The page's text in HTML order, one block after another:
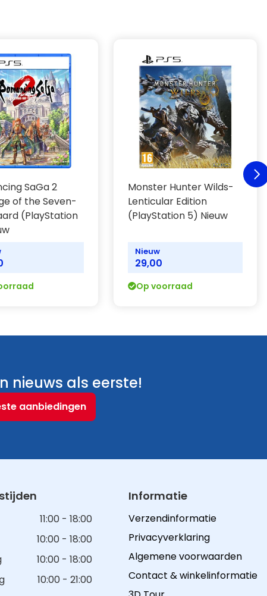
SaGa 2
of the Seven-
(PlayStation
Monster Hunter Wilds-
Lenticular Edition
(PlayStation 5) Nieuw
Nieuw
29,00
Op voorraad
nieuws als eerste!
aanbiedingen
11:00 - 18:00
10:00 - 18:00
10:00 - 18:00
10:00 - 21:00
Informatie
Verzendinformatie
Privacyverklaring
Algemene voorwaarden
Contact & winkelinformatie